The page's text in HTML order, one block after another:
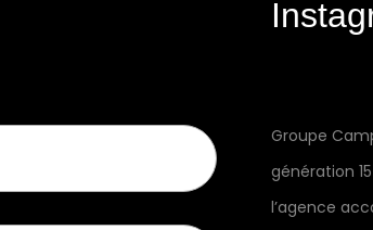
Groupe
génération
l’agence